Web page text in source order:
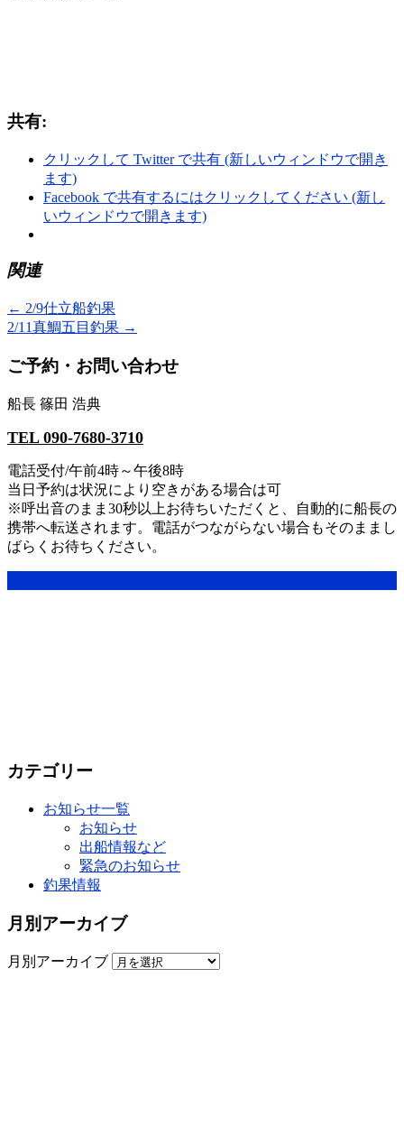
共有:
クリックして Twitter で共有 (新しいウィンドウで開き
ます)
Facebook で共有するにはクリックしてください (新し
いウィンドウで開きます)
関連
← 2/9仕立船釣果
2/11真鯛五目釣果 →
ご予約・お問い合わせ
船長 篠田 浩典
TEL 090-7680-3710
電話受付/午前4時～午後8時
当日予約は状況により空きがある場合は可
※呼出音のまま30秒以上お待ちいただくと、自動的に船長の
携帯へ転送されます。電話がつながらない場合もそのままし
ばらくお待ちください。
カテゴリー
お知らせ一覧
お知らせ
出船情報など
緊急のお知らせ
釣果情報
月別アーカイブ
月別アーカイブ